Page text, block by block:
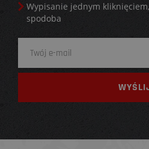
Wypisanie jednym
spodoba